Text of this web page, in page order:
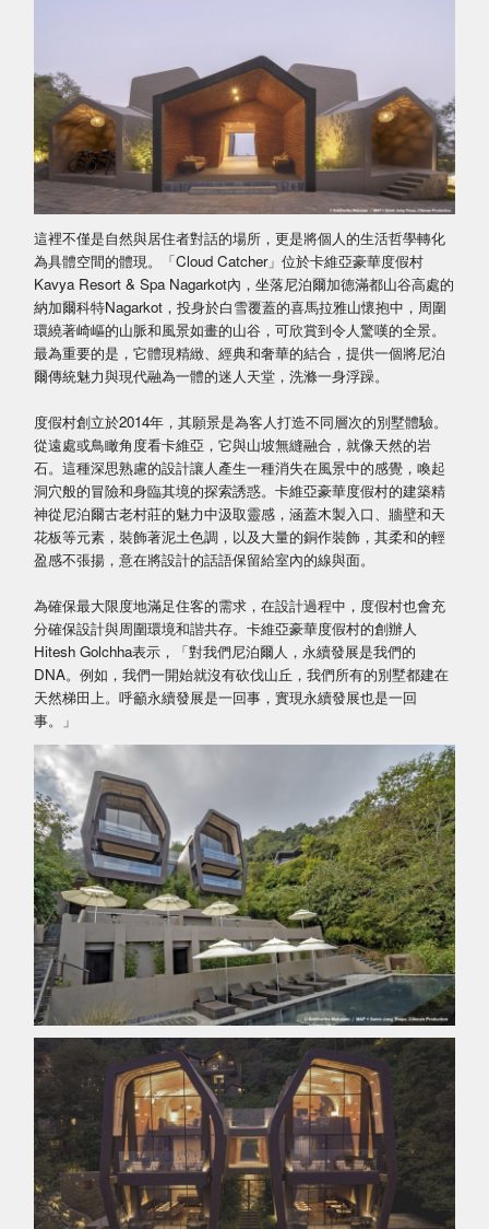
這裡不僅是自然與居住者對話的場所，更是將個人的生活哲學轉化
為具體空間的體現。「Cloud Catcher」位於卡維亞豪華度假村
Kavya Resort & Spa Nagarkot內，坐落尼泊爾加德滿都山谷高處的
納加爾科特Nagarkot，投身於白雪覆蓋的喜馬拉雅山懷抱中，周圍
環繞著崎嶇的山脈和風景如畫的山谷，可欣賞到令人驚嘆的全景。
最為重要的是，它體現精緻、經典和奢華的結合，提供一個將尼泊
爾傳統魅力與現代融為一體的迷人天堂，洗滌一身浮躁。
度假村創立於2014年，其願景是為客人打造不同層次的別墅體驗。
從遠處或鳥瞰角度看卡維亞，它與山坡無縫融合，就像天然的岩
石。這種深思熟慮的設計讓人產生一種消失在風景中的感覺，喚起
洞穴般的冒險和身臨其境的探索誘惑。卡維亞豪華度假村的建築精
神從尼泊爾古老村莊的魅力中汲取靈感，涵蓋木製入口、牆壁和天
花板等元素，裝飾著泥土色調，以及大量的銅作裝飾，其柔和的輕
盈感不張揚，意在將設計的話語保留給室內的線與面。
為確保最大限度地滿足住客的需求，在設計過程中，度假村也會充
分確保設計與周圍環境和諧共存。卡維亞豪華度假村的創辦人
Hitesh Golchha表示，「對我們尼泊爾人，永續發展是我們的
DNA。例如，我們一開始就沒有砍伐山丘，我們所有的別墅都建在
天然梯田上。呼籲永續發展是一回事，實現永續發展也是一回
事。」